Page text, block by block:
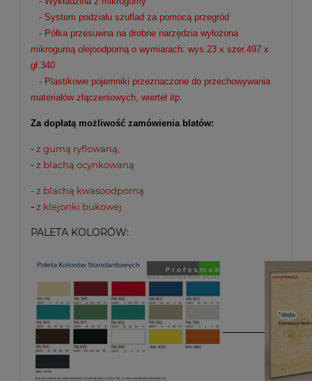
- System podziału szuflad za pomocą przegród
- Półka przesuwna na drobne narzędzia wyłożona
mikrogumą olejoodporną o wymiarach: wys.23 x szer.497 x
gł.340
- Plastikowe pojemniki przeznaczone do przechowywania
materiałów złączeniowych, wierteł itp.
Za dopłatą możliwość zamówienia blatów:
-z gumą ryflowaną,
-z blachą ocynkowaną
- z blachą kwasoodporną
-z klejonki bukowej
PALETA KOLORÓW: